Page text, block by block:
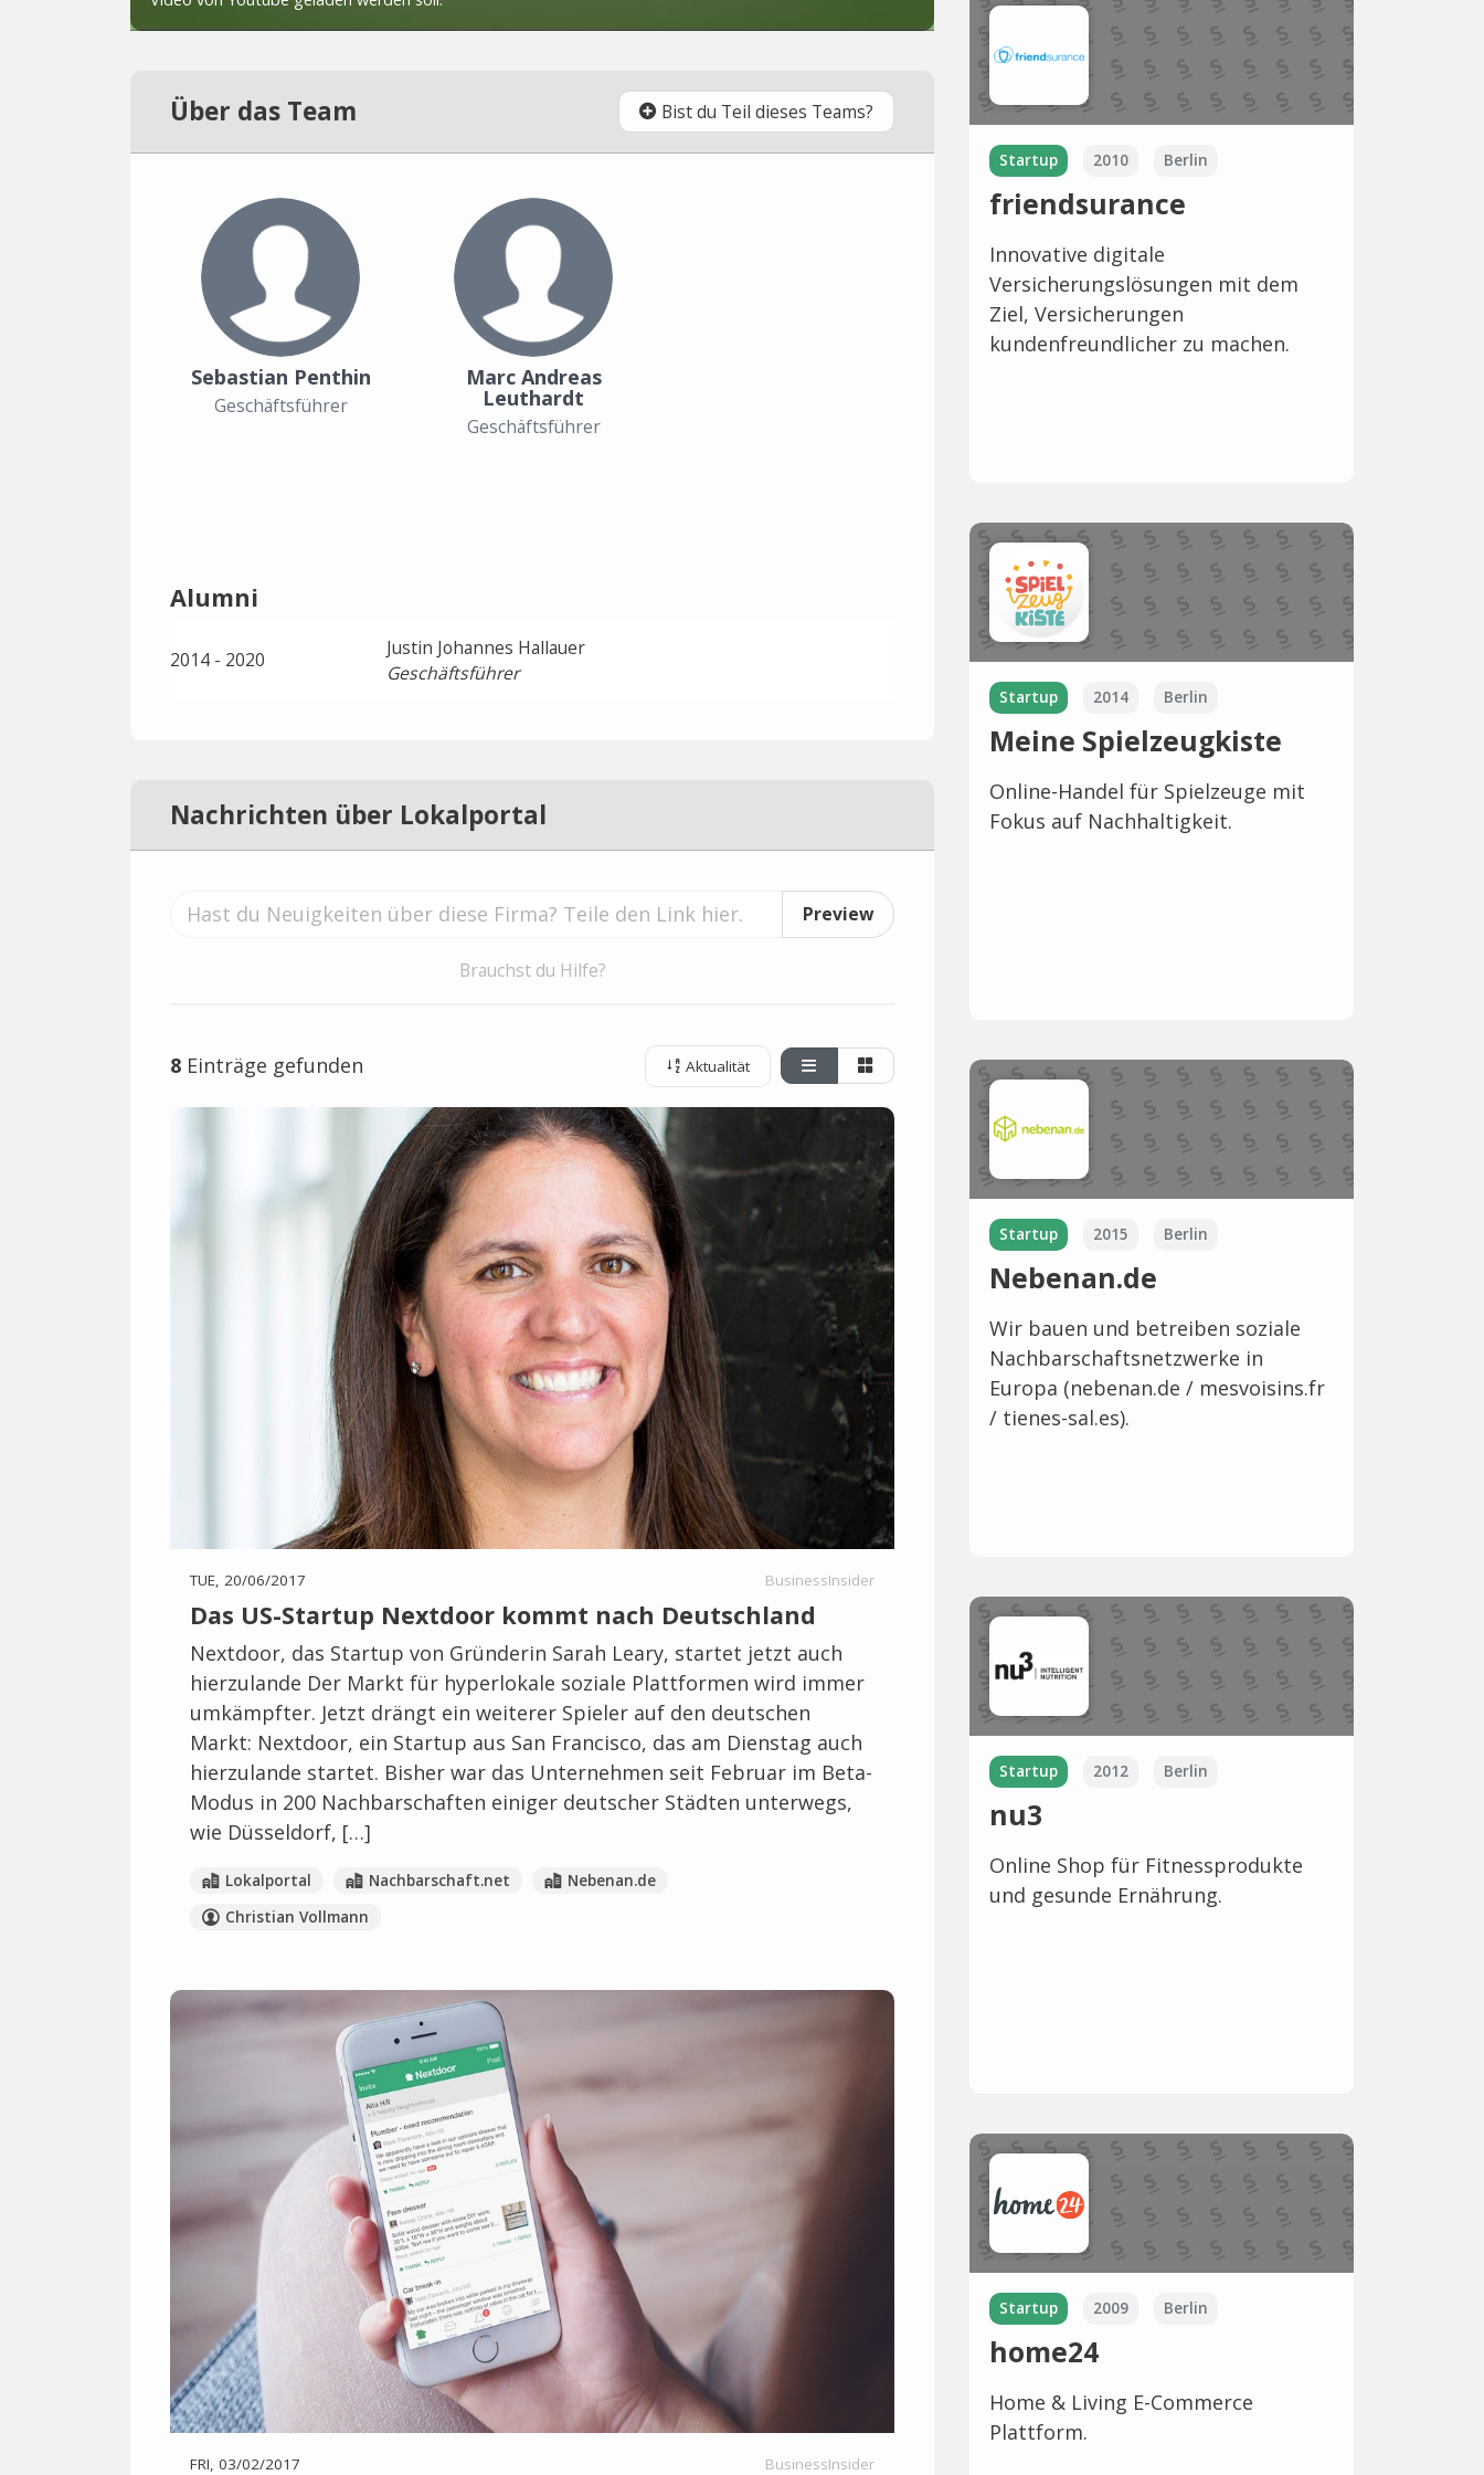
Über das Team Bist du Teil dieses Teams?
Sebastian Penthin
Geschäftsführer
Marc Andreas
Leuthardt
Geschäftsführer
Alumni
2014 - 2020
Justin Johannes Hallauer
Geschäftsführer
Nachrichten über Lokalportal
Preview
Brauchst du Hilfe?
8 Einträge gefunden Aktualität
TUE, 20/06/2017 BusinessInsider
Das US-Startup Nextdoor kommt nach Deutschland
Nextdoor, das Startup von Gründerin Sarah Leary, startet jetzt auch
hierzulande Der Markt für hyperlokale soziale Plattformen wird immer
umkämpfter. Jetzt drängt ein weiterer Spieler auf den deutschen
Markt: Nextdoor, ein Startup aus San Francisco, das am Dienstag auch
hierzulande startet. Bisher war das Unternehmen seit Februar im Beta-
Modus in 200 Nachbarschaften einiger deutscher Städten unterwegs,
wie Düsseldorf, […]
Lokalportal Nachbarschaft.net
Nebenan.de
Christian Vollmann
FRI, 03/02/2017 BusinessInsider
Startup 2010 Berlin
friendsurance
Innovative digitale
Versicherungslösungen mit dem
Ziel, Versicherungen
kundenfreundlicher zu machen.
Startup 2014 Berlin
Meine Spielzeugkiste
Online-Handel für Spielzeuge mit
Fokus auf Nachhaltigkeit.
Startup 2015 Berlin
Nebenan.de
Wir bauen und betreiben soziale
Nachbarschaftsnetzwerke in
Europa (nebenan.de / mesvoisins.fr
/ tienes-sal.es).
Startup 2012 Berlin
nu3
Online Shop für Fitnessprodukte
und gesunde Ernährung.
Startup 2009 Berlin
home24
Home & Living E-Commerce
Plattform.